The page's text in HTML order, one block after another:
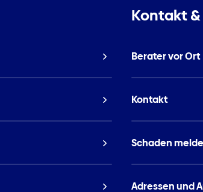
Kontakt
Berater vor Ort
Kontakt
Schaden
Adressen und